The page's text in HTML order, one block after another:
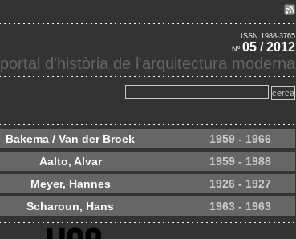
ISSN 1988-3765
Nº 05 / 2012
portal d'història de l'arquitectura moderna
Bakema / Van der Broek
1959 - 1966
Aalto, Alvar
1959 - 1988
Meyer, Hannes
1926 - 1927
Scharoun, Hans 1963 - 1963